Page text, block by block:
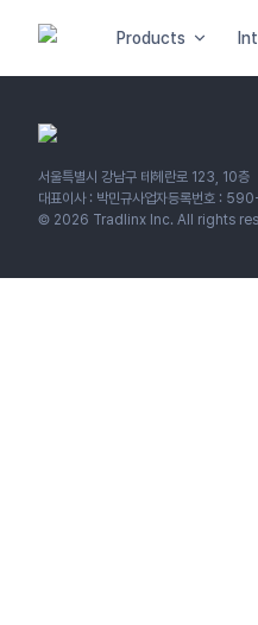
Products
서울특별시 강남구 테헤란로 123, 10층
대표이사 : 박민규사업자등록번호 :
© 2026 Tradlinx Inc. All rights